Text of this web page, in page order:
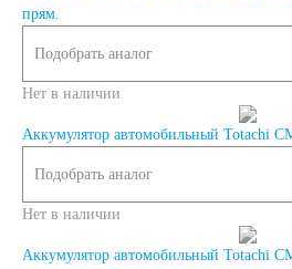
По стране изготовления:
Южная Корея
прям.
Подобрать аналог
Нет в наличии
Аккумулятор автомобильный Totachi
Подобрать аналог
Нет в наличии
Аккумулятор автомобильный Totachi